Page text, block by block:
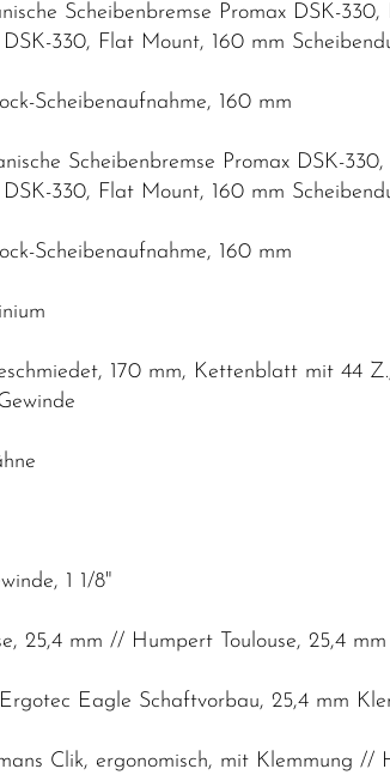
Scheibenbremse Promax DSK-
330, Flat Mount, 160 mm
Scheibenaufnahme, 160 mm
Scheibenbremse Promax DSK-
330, Flat Mount, 160 mm
Scheibenaufnahme, 160 mm
170 mm, Kettenblatt mit 44
1 1/8"
25,4 mm // Humpert Toulouse, 25,4 mm
Eagle Schaftvorbau, 25,4 mm
Clik, ergonomisch, mit Klemmung //